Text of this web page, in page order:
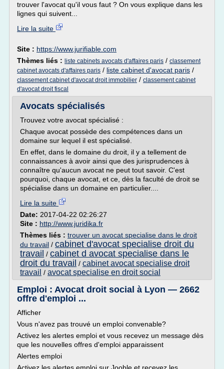
trouver l'avocat qu'il vous faut ? On vous explique dans les
lignes qui suivent...
Lire la suite
Site : https://www.jurifiable.com
Thèmes liés : liste cabinets avocats d'affaires paris / classement
cabinet avocats d'affaires paris / liste cabinet d'avocat paris /
classement cabinet d'avocat droit immobilier / classement cabinet
d'avocat droit fiscal
Avocats spécialisés
Trouvez votre avocat spécialisé :
Chaque avocat possède des compétences dans un
domaine sur lequel il est spécialisé.
En effet, dans le domaine du droit, il y a tellement de
connaissances à avoir ainsi que des jurisprudences à
connaître qu'aucun avocat ne peut tout savoir. C'est
pourquoi, chaque avocat, et ce, dès la faculté de droit se
spécialise dans un domaine en particulier....
Lire la suite
Date: 2017-04-22 02:26:27
Site : http://www.juridika.fr
Thèmes liés : trouver un avocat specialise dans le droit
du travail / cabinet d'avocat specialise droit du
travail / cabinet d avocat specialise dans le
droit du travail / cabinet avocat specialise droit
travail / avocat specialise en droit social
Emploi : Avocat droit social à Lyon — 2662
offre d'emploi ...
Afficher
Vous n'avez pas trouvé un emploi convenable?
Activez les alertes emploi et vous recevez un message dès
que les nouvelles offres d'emploi apparaissent
Alertes emploi